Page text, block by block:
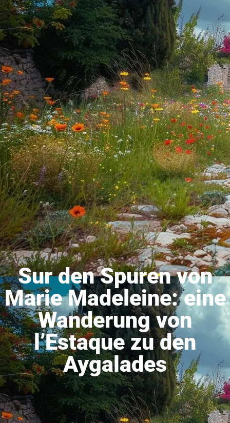
Sur den Spuren von
Marie Madeleine: eine
Wanderung von
l’Estaque zu den
Aygalades